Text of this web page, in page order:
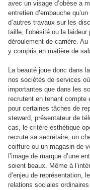
avec un visage d’obèse a
entretien d’embauche
d’autres travaux sur les
taille, l’obésité ou la
déroulement de carrière.
y compris en matière de
La beauté joue donc dans
nos sociétés de services
importantes que dans les
recrutent en tenant compte
pour certaines tâches de
steward, présentateur de
cas, le critère esthétique
recrute sa secrétaire, un
coiffure ou un magasin de
l’image de marque d’une
soient beaux. Même à
d’enjeu de représentation,
relations sociales